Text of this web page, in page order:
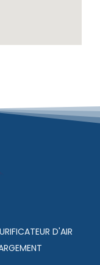
D'AIR